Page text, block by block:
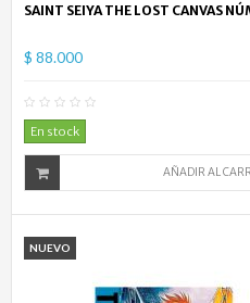
SAINT SEIYA THE LOST CANVAS
$ 88.000
En stock
AÑADIR AL
NUEVO